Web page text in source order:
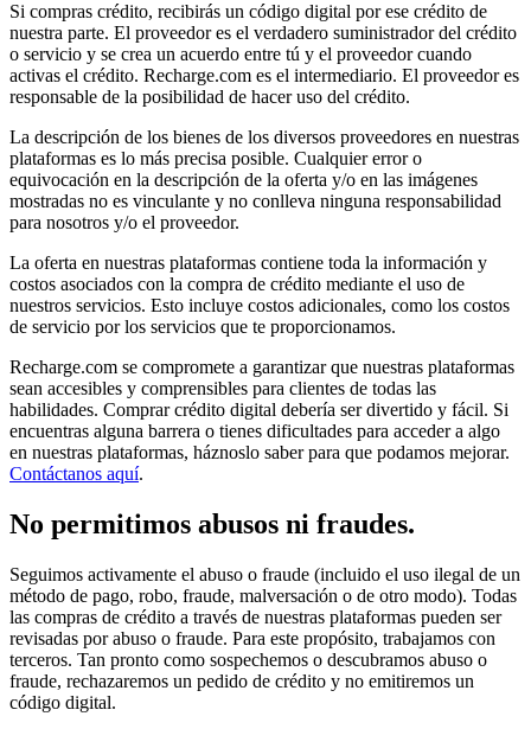
Si compras crédito, recibirás un código digital por ese crédito de
nuestra parte. El proveedor es el verdadero suministrador del crédito
o servicio y se crea un acuerdo entre tú y el proveedor cuando
activas el crédito. Recharge.com es el intermediario. El proveedor es
responsable de la posibilidad de hacer uso del crédito.
La descripción de los bienes de los diversos proveedores en nuestras
plataformas es lo más precisa posible. Cualquier error o
equivocación en la descripción de la oferta y/o en las imágenes
mostradas no es vinculante y no conlleva ninguna responsabilidad
para nosotros y/o el proveedor.
La oferta en nuestras plataformas contiene toda la información y
costos asociados con la compra de crédito mediante el uso de
nuestros servicios. Esto incluye costos adicionales, como los costos
de servicio por los servicios que te proporcionamos.
Recharge.com se compromete a garantizar que nuestras plataformas
sean accesibles y comprensibles para clientes de todas las
habilidades. Comprar crédito digital debería ser divertido y fácil. Si
encuentras alguna barrera o tienes dificultades para acceder a algo
en nuestras plataformas, háznoslo saber para que podamos mejorar.
Contáctanos aquí.
No permitimos abusos ni fraudes.
Seguimos activamente el abuso o fraude (incluido el uso ilegal de un
método de pago, robo, fraude, malversación o de otro modo). Todas
las compras de crédito a través de nuestras plataformas pueden ser
revisadas por abuso o fraude. Para este propósito, trabajamos con
terceros. Tan pronto como sospechemos o descubramos abuso o
fraude, rechazaremos un pedido de crédito y no emitiremos un
código digital.